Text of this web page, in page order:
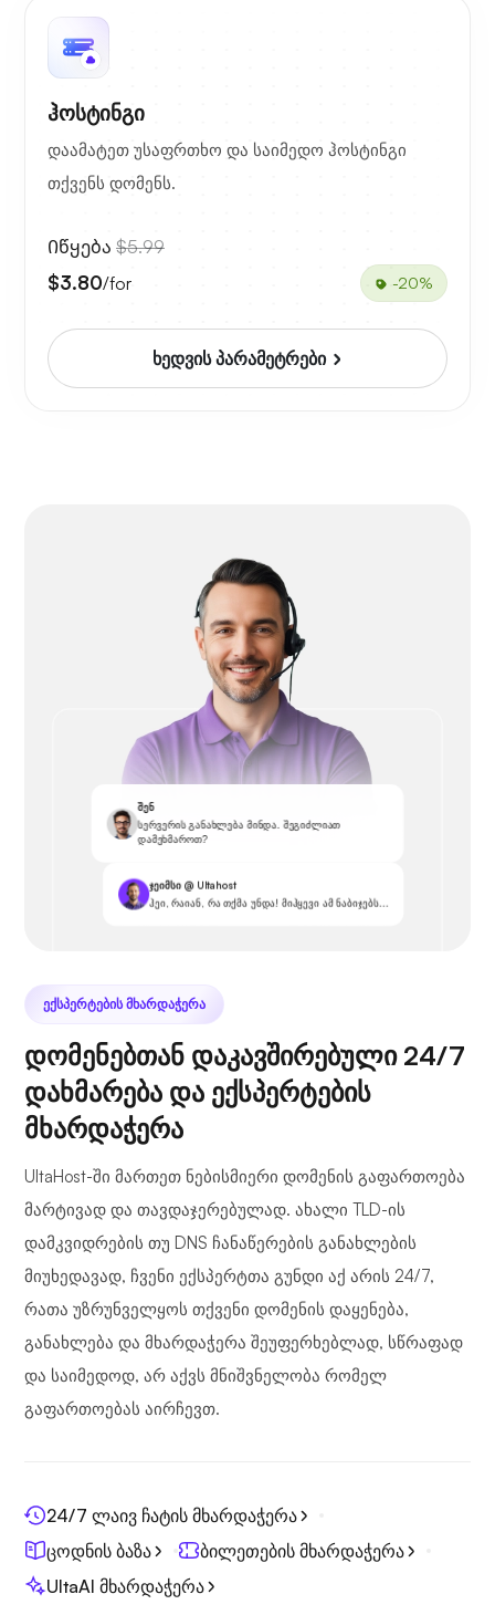
ჰოსტინგი
დაამატეთ უსაფრთხო და საიმედო ჰოსტინგი
თქვენს დომენს.
Იწყება $5.99
$3.80/for -20%
ხედვის პარამეტრები
შენ
სერვერის განახლება მინდა. შეგიძლიათ
დამეხმაროთ?
ჯეიმსი @ Ultahost
ჰეი, რაიან, რა თქმა უნდა! მიჰყევი ამ ნაბიჯებს...
ᲔᲥᲡᲞᲔᲠᲢᲔᲑᲘᲡ ᲛᲮᲐᲠᲓᲐᲭᲔᲠᲐ
დომენებთან დაკავშირებული 24/7
დახმარება და ექსპერტების
მხარდაჭერა
UltaHost-ში მართეთ ნებისმიერი დომენის გაფართოება
მარტივად და თავდაჯერებულად. ახალი TLD-ის
დამკვიდრების თუ DNS ჩანაწერების განახლების
მიუხედავად, ჩვენი ექსპერტთა გუნდი აქ არის 24/7,
რათა უზრუნველყოს თქვენი დომენის დაყენება,
განახლება და მხარდაჭერა შეუფერხებლად, სწრაფად
და საიმედოდ, არ აქვს მნიშვნელობა რომელ
გაფართოებას აირჩევთ.
24/7 ლაივ ჩატის მხარდაჭერა
ცოდნის ბაზა
ბილეთების მხარდაჭერა
UltaAI მხარდაჭერა